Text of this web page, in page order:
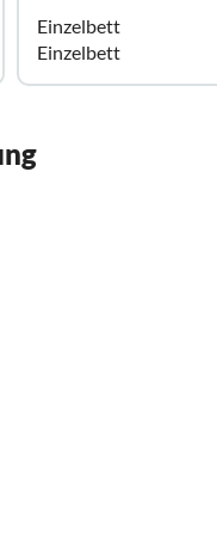
Einzelbett
Einzelbett